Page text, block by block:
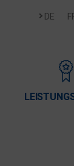
Deutsch
DE